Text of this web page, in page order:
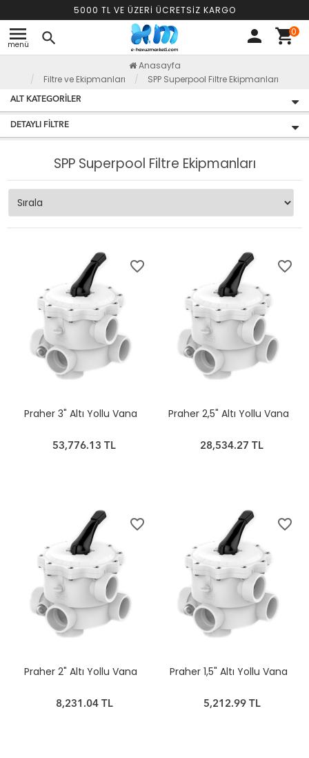
5000 TL VE ÜZERİ ÜCRETSİZ KARGO
menu
menü search person shopping_cart0
Anasayfa
Filtre ve Ekipmanları
SPP Superpool Filtre Ekipmanları
ALT KATEGORILER
DETAYLI FILTRE
SPP Superpool Filtre Ekipmanları
favorite_border
Praher 3" Altı Yollu Vana
53,776.13 TL
favorite_border
Praher 2,5" Altı Yollu Vana
28,534.27 TL
favorite_border
Praher 2" Altı Yollu Vana
8,231.04 TL
favorite_border
Praher 1,5" Altı Yollu Vana
5,212.99 TL